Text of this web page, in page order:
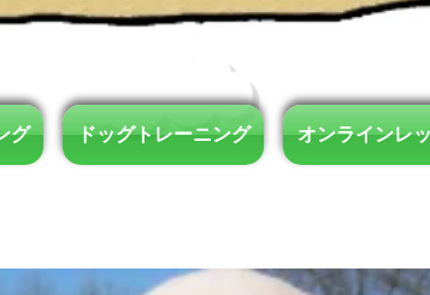
グ ドッグトレーニング オンラインレ